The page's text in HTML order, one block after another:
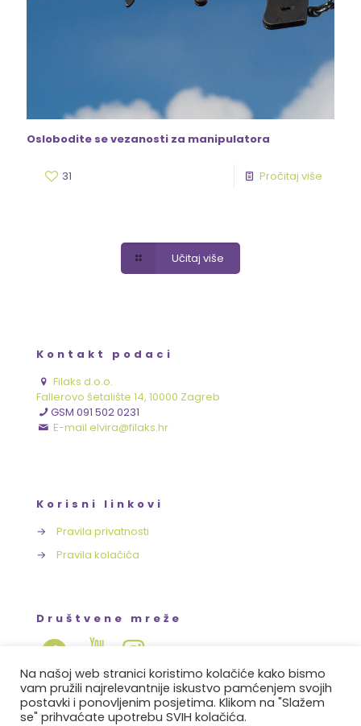
Oslobodite se vezanosti za manipulatora
31 Pročitaj više
Učitaj više
Kontakt podaci
Filaks d.o.o.
Fallerovo šetalište 14, 10000 Zagreb
GSM 091 502 0231
E-mail elvira@filaks.hr
Korisni linkovi
→
Pravila privatnosti
→
Pravila kolačića
Društvene mreže
Na našoj web stranici koristimo kolačiće kako bismo
vam pružili najrelevantnije iskustvo pamćenjem svojih
postavki i ponovljenim posjetima. Klikom na "Slažem
se" prihvaćate upotrebu SVIH kolačića.